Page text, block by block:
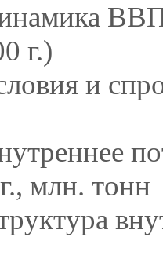
ВВП
г.)
и
млн. тонн